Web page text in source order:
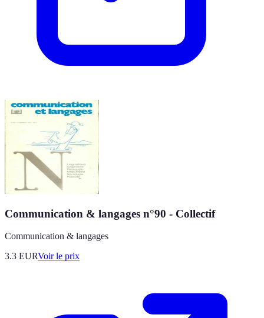
Communication & langages n°90 - Collectif
Communication & langages
3.3 EURVoir le prix